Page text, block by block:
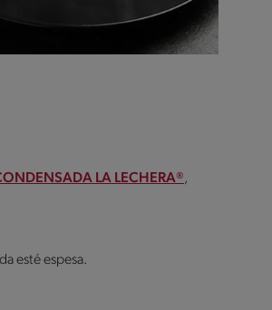
LA LECHERA®,
esté espesa.